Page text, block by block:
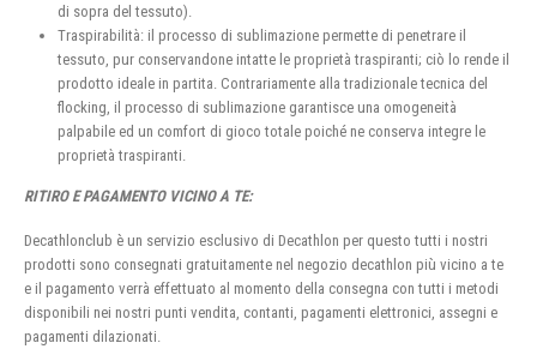
di sopra del tessuto).
Traspirabilità: il processo di sublimazione permette di penetrare il
tessuto, pur conservandone intatte le proprietà traspiranti; ciò lo rende il
prodotto ideale in partita. Contrariamente alla tradizionale tecnica del
flocking, il processo di sublimazione garantisce una omogeneità
palpabile ed un comfort di gioco totale poiché ne conserva integre le
proprietà traspiranti.
RITIRO E PAGAMENTO VICINO A TE:
Decathlonclub è un servizio esclusivo di Decathlon per questo tutti i nostri
prodotti sono consegnati gratuitamente nel negozio decathlon più vicino a te
e il pagamento verrà effettuato al momento della consegna con tutti i metodi
disponibili nei nostri punti vendita, contanti, pagamenti elettronici, assegni e
pagamenti dilazionati.